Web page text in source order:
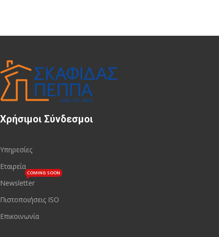
Χρήσιμοι Σύνδεσμοι
Υπηρεσίες
Εταιρεία
Newsletter
COMING SOON
Πιστοποιήσεις ISO
Επικοινωνία